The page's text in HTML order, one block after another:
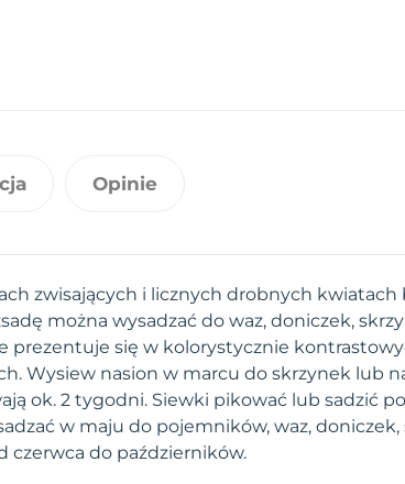
Opinie
zwisających i licznych drobnych kwiatach
można wysadzać do waz, doniczek,
prezentuje się w kolorystycznie
Wysiew nasion w marcu do skrzynek lub
ok. 2 tygodni. Siewki pikować lub sadzić
w maju do pojemników, waz,
czerwca do październików.